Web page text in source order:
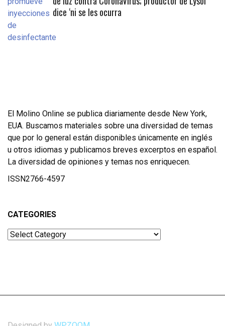
dice ‘ni se les ocurra
El Molino Online se publica diariamente desde New York,
EUA. Buscamos materiales sobre una diversidad de temas
que por lo general están disponibles únicamente en inglés
u otros idiomas y publicamos breves excerptos en español.
La diversidad de opiniones y temas nos enriquecen.
ISSN2766-4597
CATEGORIES
Categories